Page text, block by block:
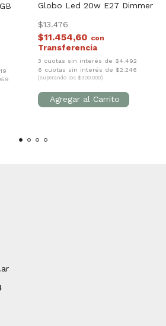
Globo Led 20w E27 Dimmer
$13.476
$11.454,60 con
3 cuotas sin interés de $4.492
6 cuotas sin interés de $2.246
(superando los $300.000)